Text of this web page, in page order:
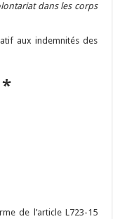
dans les corps
aux indemnités des
de l’article L723-15